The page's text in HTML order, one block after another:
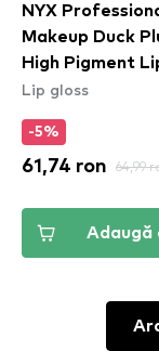
NYX
Makeup Duck
High Pigment
- Apri-Caught
Lip gloss
-5%
61,74 ron 64,99
Adaugă